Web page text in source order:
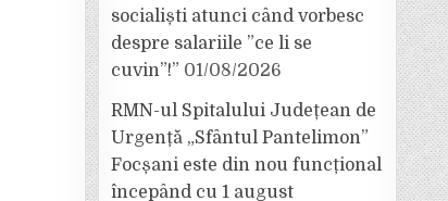
socialiști atunci când vorbesc
despre salariile ”ce li se
cuvin”!” 01/08/2026
RMN-ul Spitalului Județean de
Urgență „Sfântul Pantelimon”
Focșani este din nou funcțional
începând cu 1 august